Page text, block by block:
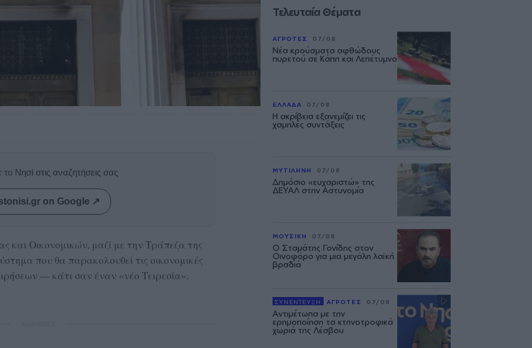
Νησί στις αναζητήσεις σας
on Google ↗
και Οικονομικών, μαζί με την Τράπεζα της
που θα παρακολουθεί τις οικονομικές
— κάτι σαν έναν «νέο Τειρεσία».
Τελευταία Θέματα
ΑΓΡΟΤΕΣ 07/08
Νέα κρούσματα αφθώδους
πυρετού σε Κάπη και Λεπέτυμνο
ΕΛΛΑΔΑ 07/08
Η ακρίβεια εξανεμίζει τις
χαμηλές συντάξεις
ΜΥΤΙΛΗΝΗ 07/08
Δημόσιο «ευχαριστώ» της
ΔΕΥΑΛ στην Αστυνομία
ΜΟΥΣΙΚΗ 07/08
Ο Σταμάτης Γονίδης στον
Οινοφόρο για μια μεγάλη λαϊκή
βραδιά
ΣΥΝΕΝΤΕΥΞΗ ΑΓΡΟΤΕΣ 07/08
Αντιμέτωπα με την
ερημοποίηση τα κτηνοτροφικά
χωριά της Λέσβου